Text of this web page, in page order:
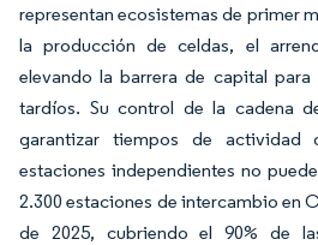
representan ecosistemas de primer
la producción de celdas, el
elevando la barrera de capital
tardíos. Su control de la cadena
garantizar tiempos de actividad
estaciones independientes no
2.300 estaciones de intercambio en
de 2025, cubriendo el 90% de